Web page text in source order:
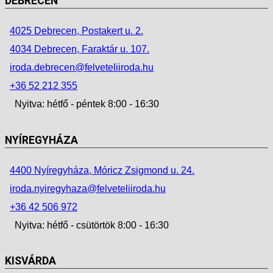
4025 Debrecen, Postakert u. 2.
4034 Debrecen, Faraktár u. 107.
iroda.debrecen@felveteliiroda.hu
+36 52 212 355
Nyitva: hétfő - péntek 8:00 - 16:30
NYÍREGYHÁZA
4400 Nyíregyháza, Móricz Zsigmond u. 24.
iroda.nyiregyhaza@felveteliiroda.hu
+36 42 506 972
Nyitva: hétfő - csütörtök 8:00 - 16:30
KISVÁRDA